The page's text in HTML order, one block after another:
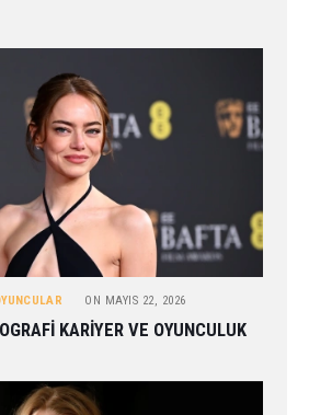
ON MAYIS 22, 2026
KARIYER VE OYUNCULUK